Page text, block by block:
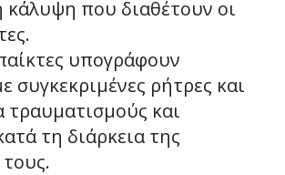
κάλυψη που διαθέτουν οι
υπογράφουν
συγκεκριμένες ρήτρες και
τραυματισμούς και
τη διάρκεια της